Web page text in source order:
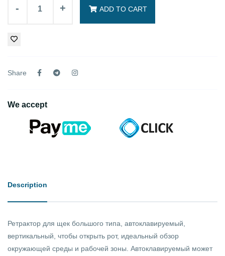
- + ADD TO CART
Share
We accept
Description
Ретрактор для щек большого типа, автоклавируемый,
вертикальный, чтобы открыть рот, идеальный обзор
окружающей среды и рабочей зоны. Автоклавируемый может